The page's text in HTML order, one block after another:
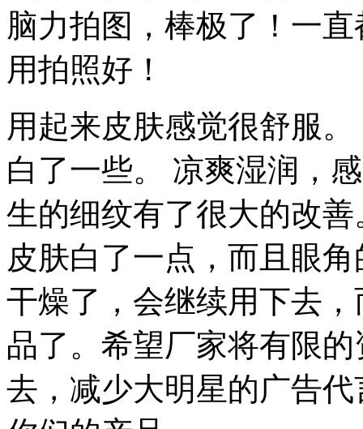
脑力拍图，棒极了！一
用拍照好！
用起来皮肤感觉很舒服
白了一些。 凉爽湿润，
生的细纹有了很大的改
皮肤白了一点，而且眼
干燥了，会继续用下去
品了。希望厂家将有限
去，减少大明星的广告